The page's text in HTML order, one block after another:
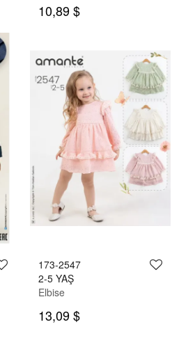
10,89 $
173-2547
2-5 YAŞ
Elbise
13,09 $